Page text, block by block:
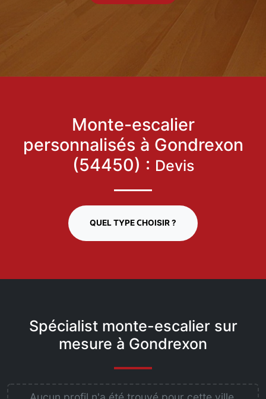
Monte-escalier
personnalisés à Gondrexon
(54450) : Devis
QUEL TYPE CHOISIR ?
Spécialist monte-escalier sur
mesure à Gondrexon